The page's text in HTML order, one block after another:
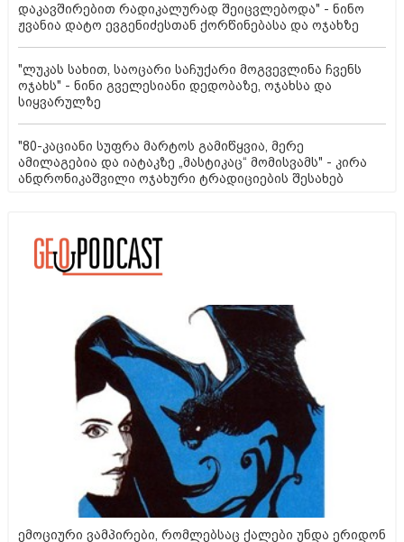
დაკავშირებით რადიკალურად შეიცვლებოდა" - ნინო
ჟვანია დატო ევგენიძესთან ქორწინებასა და ოჯახზე
"ლუკას სახით, საოცარი საჩუქარი მოგვევლინა ჩვენს
ოჯახს" - ნინი გველესიანი დედობაზე, ოჯახსა და
სიყვარულზე
"80-კაციანი სუფრა მარტოს გამიწყვია, მერე
ამილაგებია და იატაკზე „მასტიკაც“ მომისვამს" - კირა
ანდრონიკაშვილი ოჯახური ტრადიციების შესახებ
ემოციური ვამპირები, რომლებსაც ქალები უნდა ერიდონ